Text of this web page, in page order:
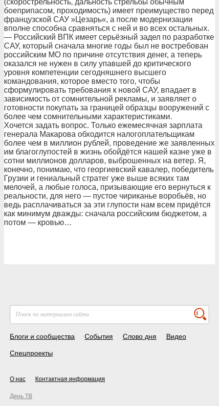
(скорострельность, дальность стрельбы обычным
боеприпасом, проходимость) имеет преимущество перед
французской САУ »Цезарь«, а после модернизации
вполне способна сравняться с ней и во всех остальных.
— Российский ВПК имеет серьёзный задел по разработке
САУ, который сначала многие годы был не востребован
российским МО по причине отсутствия денег, а теперь
оказался не нужен в силу упавшей до критического
уровня компетенции сегодняшнего высшего
командования, которое вместо того, чтобы
сформулировать требования к новой САУ, впадает в
зависимость от сомнительной рекламы, и заявляет о
готовности покупать за границей образцы вооружений с
более чем сомнительными характеристиками.
Хочется задать вопрос. Только ежемесячная зарплата
генерала Макарова обходится налогоплательщикам
более чем в миллион рублей, проведение же заявленных
им благоглупостей в жизнь обойдётся нашей казне уже в
сотни миллионов долларов, выброшенных на ветер. Я,
конечно, понимаю, что георгиевский кавалер, победитель
Грузии и гениальный стратег уже выше всяких там
мелочей, а любые голоса, призывающие его вернуться к
реальности, для него — пустое чириканье воробьёв, но
ведь расплачиваться за эти глупости нам всем придётся
как минимум дважды: сначала российским бюджетом, а
потом — кровью…
Блоги и сообщества События Слово дня Видео
Спецпроекты
О нас Контактная информация
День ТВ